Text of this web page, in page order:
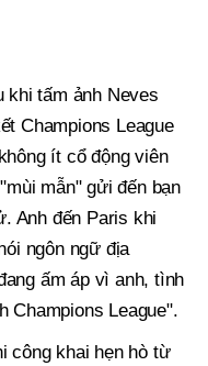
tấm ảnh Neves
Champions League
ít cổ động viên
mẫn" gửi đến bạn
Anh đến Paris khi
ngôn ngữ địa
ấm áp vì anh, tình
Champions League".
công khai hẹn hò từ